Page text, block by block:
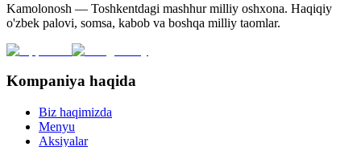
Kamolonosh — Toshkentdagi mashhur milliy oshxona. Haqiqiy
o'zbek palovi, somsa, kabob va boshqa milliy taomlar.
Kompaniya haqida
Biz haqimizda
Menyu
Aksiyalar